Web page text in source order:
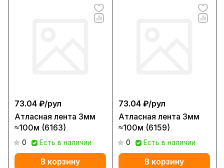
73.04 ₽/рул
Атласная лента 3мм
≈100м (6163)
0 Есть в наличии
В корзину
73.04 ₽/рул
Атласная лента 3мм
≈100м (6159)
0 Есть в наличии
В корзину